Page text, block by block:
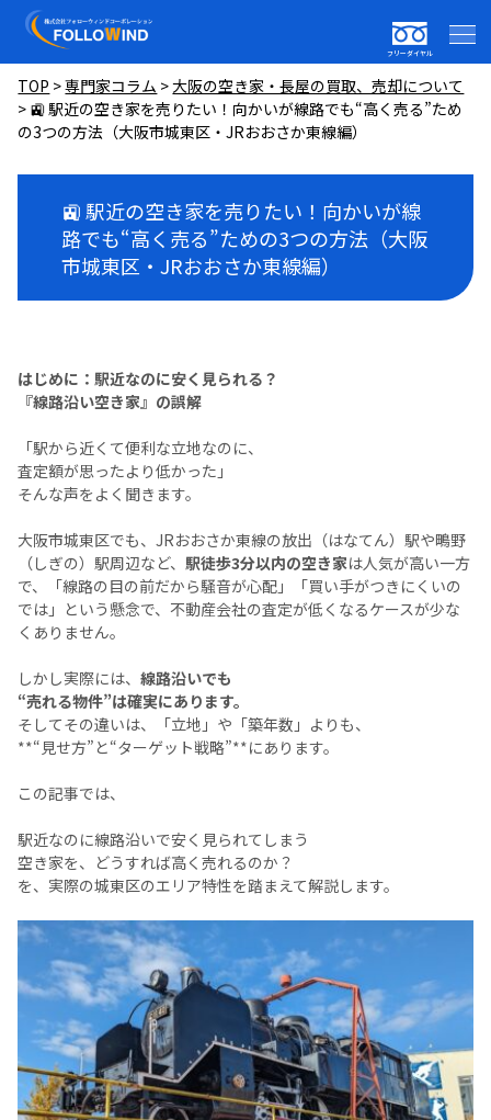
フリーダイヤル
TOP >専門家コラム >大阪の空き家・長屋の買取、売却について
> 🚉 駅近の空き家を売りたい！向かいが線路でも“高く売る”ため
の3つの方法（大阪市城東区・JRおおさか東線編）
🚉 駅近の空き家を売りたい！向かいが線
路でも“高く売る”ための3つの方法（大阪
市城東区・JRおおさか東線編）
はじめに：駅近なのに安く見られる？
『線路沿い空き家』の誤解
「駅から近くて便利な立地なのに、
査定額が思ったより低かった」
そんな声をよく聞きます。
大阪市城東区でも、JRおおさか東線の放出（はなてん）駅や鴫野
（しぎの）駅周辺など、駅徒歩3分以内の空き家は人気が高い一方
で、「線路の目の前だから騒音が心配」「買い手がつきにくいの
では」という懸念で、不動産会社の査定が低くなるケースが少な
くありません。
しかし実際には、線路沿いでも
“売れる物件”は確実にあります。
そしてその違いは、「立地」や「築年数」よりも、
**“見せ方”と“ターゲット戦略”**にあります。
この記事では、
駅近なのに線路沿いで安く見られてしまう
空き家を、どうすれば高く売れるのか？
を、実際の城東区のエリア特性を踏まえて解説します。